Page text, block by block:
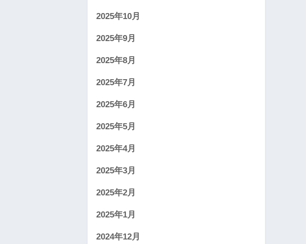
2025年10月
2025年9月
2025年8月
2025年7月
2025年6月
2025年5月
2025年4月
2025年3月
2025年2月
2025年1月
2024年12月